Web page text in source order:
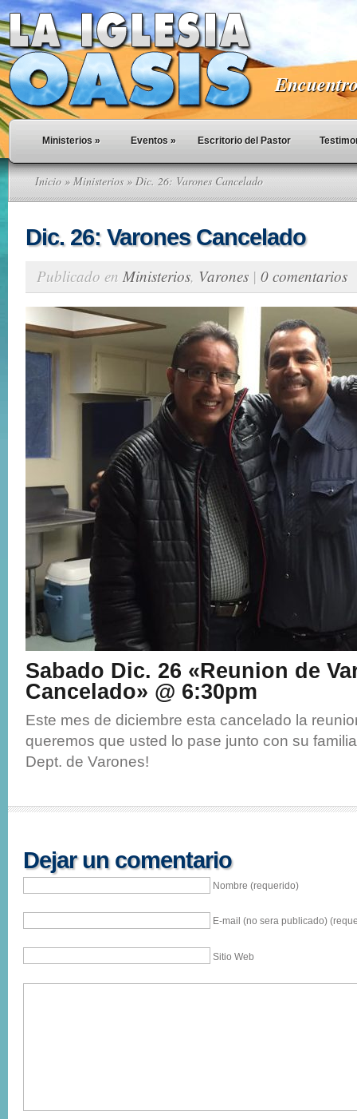
Ministerios » Eventos » Escritorio del Pastor
Inicio » Ministerios» Dic. 26: Varones Cancelado
Dic. 26: Varones Cancelado
Publicado en Ministerios, Varones | 0 comentarios
Sabado Dic. 26 «Reunion de
Cancelado» @ 6:30pm
Este mes de diciembre esta cancelado la
queremos que usted lo pase junto con su
Dept. de Varones!
Dejar un comentario
Nombre (requerido)
E-mail (no sera publicado)
Sitio Web